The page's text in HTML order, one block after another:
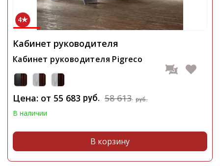
4
Кабинет руководителя
Кабинет руководителя Pigreco
Цена: от 55 683 руб. 58 613 руб.
В наличии
В корзину